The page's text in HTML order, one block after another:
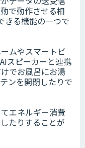
で動作させる相
きる機能の一つで
ムやスマートビ
スピーカーと連携
でお風呂にお湯
ンを開閉したりで
エネルギー消費
たりすることが